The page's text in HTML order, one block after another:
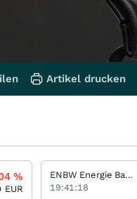
Artikel drucken
%
EUR
ENBW Energie Baden-Wuerttemberg Akt
19:41:18